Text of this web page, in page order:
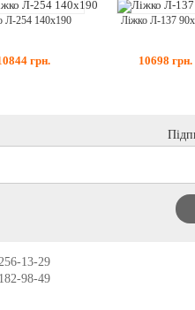
Л-254 140x190
грн.
Ліжко Л-137
10698 грн.
13-29
98-49